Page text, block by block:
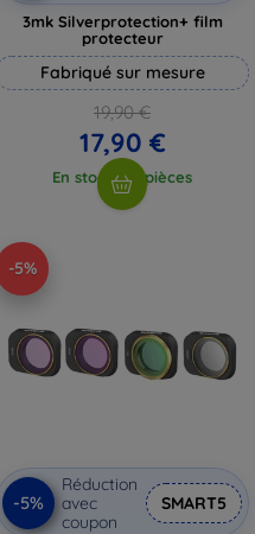
3mk Silverprotection+ film
protecteur
Fabriqué sur mesure
19,90 €
17,90 €
En stock > 5 pièces
-5%
-5%
Réduction
avec
coupon
SMART5